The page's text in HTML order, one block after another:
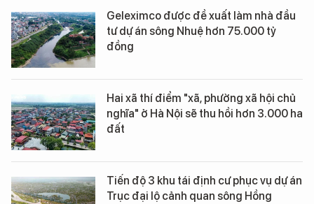
Geleximco được đề xuất làm nhà đầu
tư dự án sông Nhuệ hơn 75.000 tỷ
đồng
Hai xã thí điểm "xã, phường xã hội chủ
nghĩa" ở Hà Nội sẽ thu hồi hơn 3.000 ha
đất
Tiến độ 3 khu tái định cư phục vụ dự án
Trục đại lộ cảnh quan sông Hồng